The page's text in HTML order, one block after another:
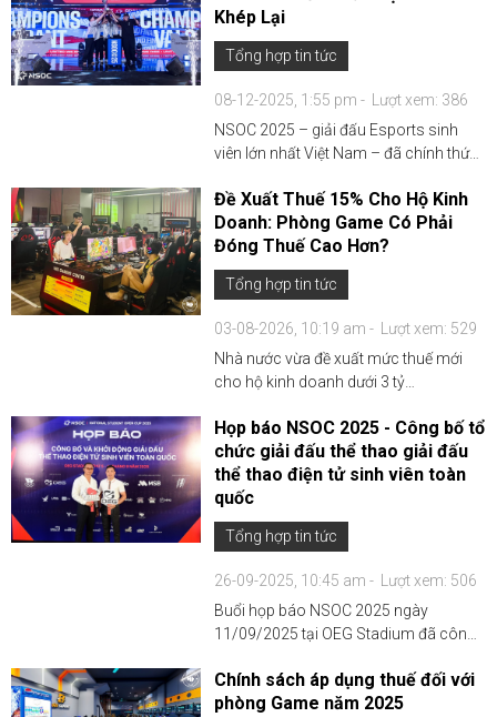
lý thuế....
Khép Lại
Tổng hợp tin tức
08-12-2025, 1:55 pm -
Lượt xem: 386
NSOC 2025 – giải đấu Esports sinh
viên lớn nhất Việt Nam – đã chính thức
OEG Stadium vào ngày 06/12/2025.
Hai bộ môn thi đấu là TFT và Valorant
đã mang đến nhữn...
Đề Xuất Thuế 15% Cho Hộ Kinh
Doanh: Phòng Game Có Phải
Đóng Thuế Cao Hơn?
Tổng hợp tin tức
03-08-2026, 10:19 am -
Lượt xem: 529
Nhà nước vừa đề xuất mức thuế mới
cho hộ kinh doanh dưới 3 tỷ
thay vì 100% doanh thu như trước. Điều
này giúp các phòng game giảm gánh
nặng, vì chỉ phải nộp thuế ...
Họp báo NSOC 2025 - Công bố tổ
chức giải đấu thể thao giải đấu
thể thao điện tử sinh viên toàn
quốc
Tổng hợp tin tức
26-09-2025, 10:45 am -
Lượt xem: 506
Buổi họp báo NSOC 2025 ngày
11/09/2025 tại OEG Stadium đã công
toàn quốc với sự tham gia của hơn 150
nghìn sinh viên và 200 đội tuyển, tổng
Chính sách áp dụng thuế đối với
phòng Game năm 2025